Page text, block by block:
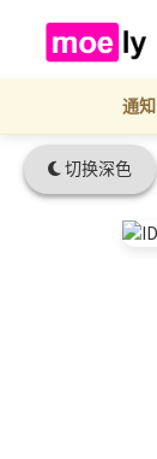
切换深色
通知